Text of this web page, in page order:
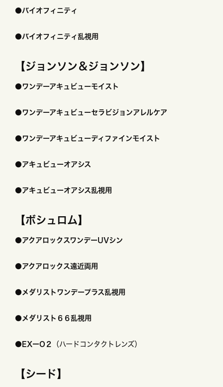
●バイオフィニティ
●バイオフィニティ乱視用
【ジョンソン＆ジョンソン】
●ワンデーアキュビューモイスト
●ワンデーアキュビューセラビジョンアレルケア
●ワンデーアキュビューディファインモイスト
●アキュビューオアシス
●アキュビューオアシス乱視用
【ボシュロム】
●アクアロックスワンデーUVシン
●アクアロックス遠近両用
●メダリストワンデープラス乱視用
●メダリスト６６乱視用
●EXーO２ （ハードコンタクトレンズ）
【シード】